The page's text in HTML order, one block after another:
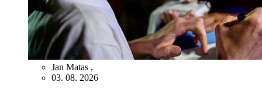
Jan Matas ,
03. 08. 2026